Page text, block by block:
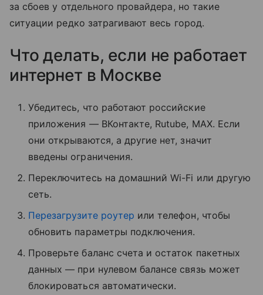
за сбоев у отдельного провайдера, но такие
ситуации редко затрагивают весь город.
Что делать, если не работает
интернет в Москве
Убедитесь, что работают российские
приложения — ВКонтакте, Rutube, MAX. Если
они открываются, а другие нет, значит
введены ограничения.
Переключитесь на домашний Wi-Fi или другую
сеть.
Перезагрузите роутер или телефон, чтобы
обновить параметры подключения.
Проверьте баланс счета и остаток пакетных
данных — при нулевом балансе связь может
блокироваться автоматически.